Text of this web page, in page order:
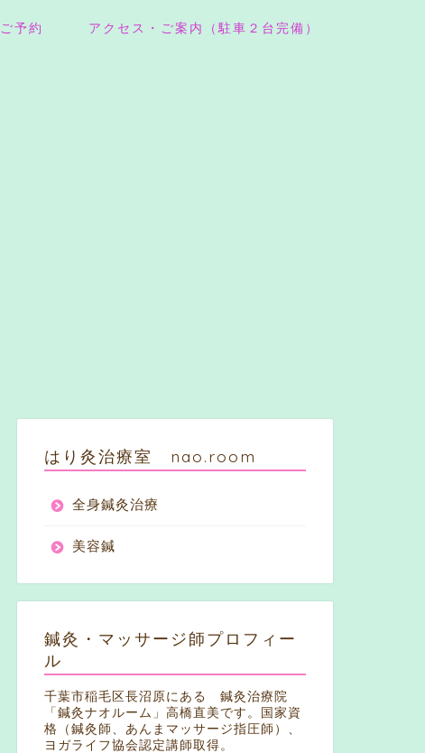
ご予約 アクセス・ご案内（駐車２台完備）
はり灸治療室 nao.room
全身鍼灸治療
美容鍼
鍼灸・マッサージ師プロフィー
ル
千葉市稲毛区長沼原にある 鍼灸治療院
「鍼灸ナオルーム」高橋直美です。国家資
格（鍼灸師、あんまマッサージ指圧師）、
ヨガライフ協会認定講師取得。